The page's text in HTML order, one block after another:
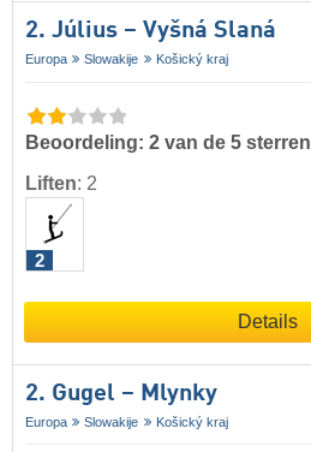
2. Július – Vyšná Slaná
Europa Slowakije Košický kraj
Beoordeling: 2 van de 5 sterren
Liften: 2
2
Details
2. Gugel – Mlynky
Europa Slowakije Košický kraj